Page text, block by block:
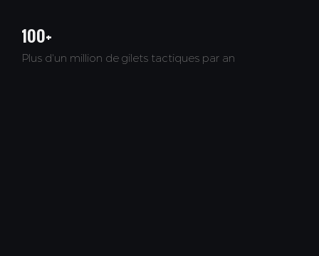
100+
Plus d'un million de gilets tactiques par an